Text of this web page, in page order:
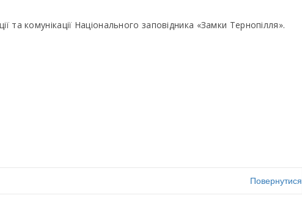
та комунікації Національного заповідника «Замки Тернопілля».
Повернутися